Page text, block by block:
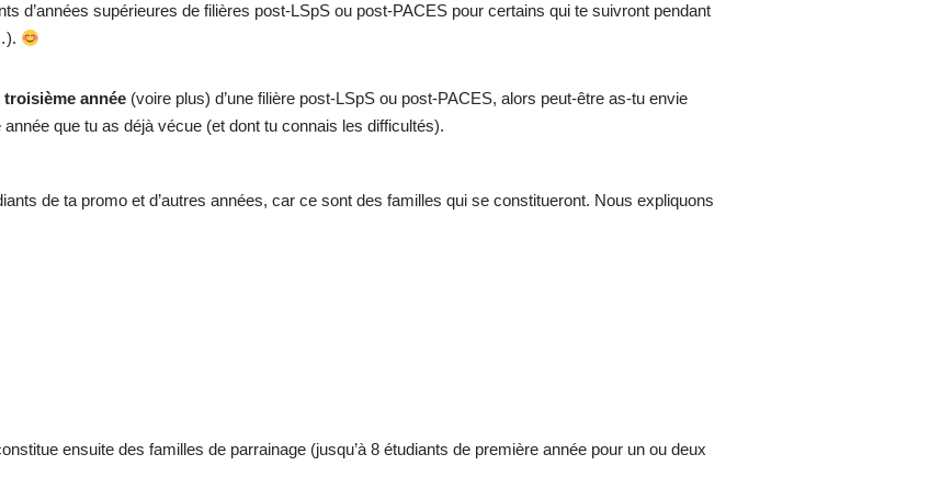
d’années supérieures de filières post-LSpS ou post-PACES pour certains qui te suivront pendant
année (voire plus) d’une filière post-LSpS ou post-PACES, alors peut-être as-tu envie
que tu as déjà vécue (et dont tu connais les difficultés).
de ta promo et d’autres années, car ce sont des familles qui se constitueront. Nous expliquons
ensuite des familles de parrainage (jusqu’à 8 étudiants de première année pour un ou deux